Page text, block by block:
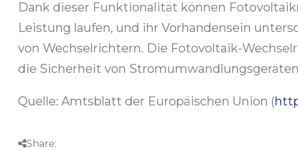
Dank dieser Funktionalität können
Leistung laufen, und ihr Vorhandensein
von Wechselrichtern. Die Fotovoltaik-
die Sicherheit von
Quelle: Amtsblatt der Europäischen Union (
Share: